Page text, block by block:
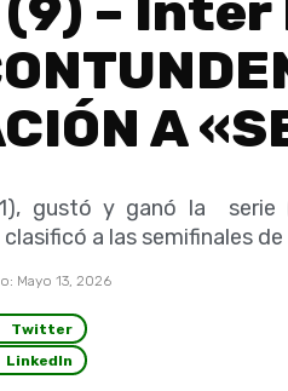
A
gustó y ganó la
a las semifinales
Mayo 13, 2026
Twitter
LinkedIn